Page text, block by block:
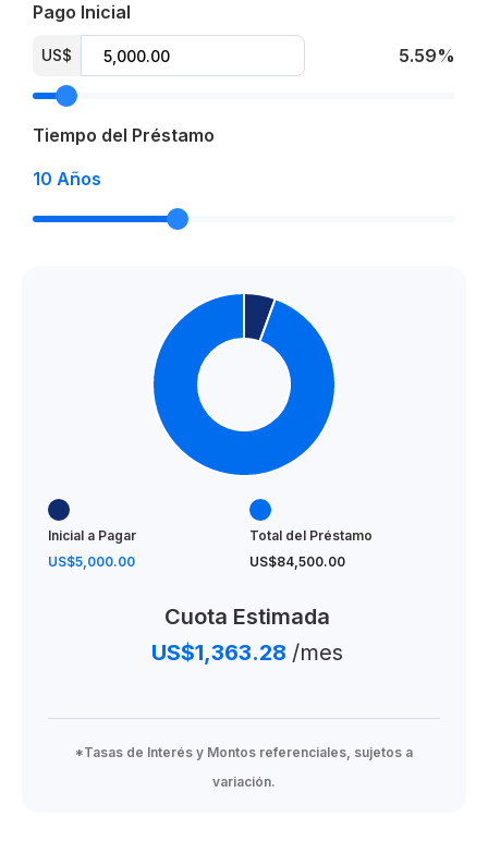
Pago Inicial
US$ 5.59%
Tiempo del Préstamo
10 Años
Inicial a Pagar
US$5,000.00
Total del Préstamo
US$84,500.00
Cuota Estimada
US$1,363.28 /mes
*Tasas de Interés y Montos referenciales, sujetos a
variación.